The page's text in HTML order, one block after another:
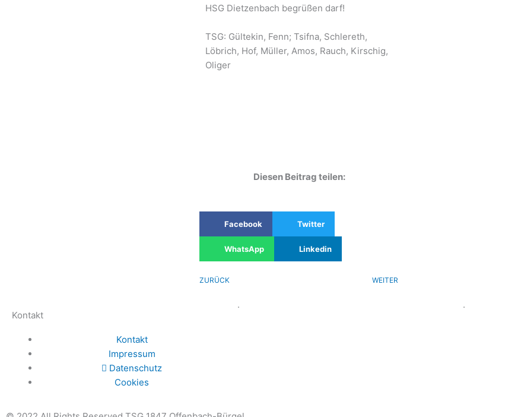
HSG Dietzenbach begrüßen darf!
TSG: Gültekin, Fenn; Tsifna, Schlereth,
Löbrich, Hof, Müller, Amos, Rauch, Kirschig,
Oliger
Diesen Beitrag teilen:
Facebook Twitter
WhatsApp Linkedin
ZURÜCK WEITER
Kontakt
Kontakt
Impressum
Datenschutz
Cookies
. .